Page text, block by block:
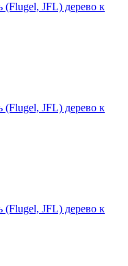
JFL) дерево к
JFL) дерево к
JFL) дерево к